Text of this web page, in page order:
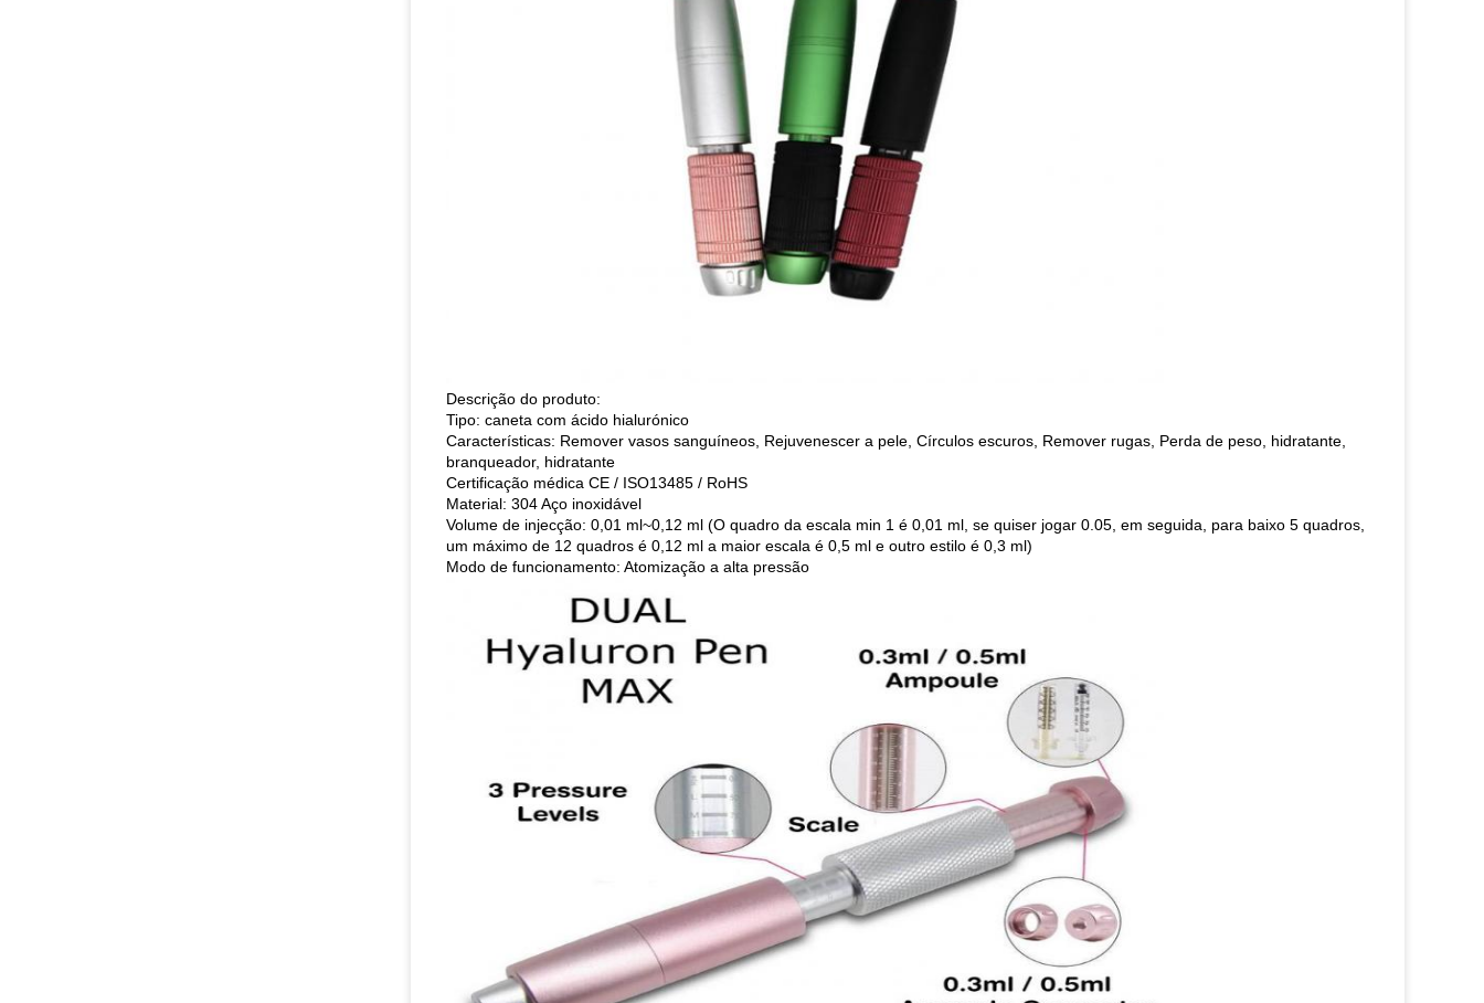
Descrição do produto:
Tipo: caneta com ácido hialurónico
Características: Remover vasos sanguíneos, Rejuvenescer a pele, Círculos escuros, Remover rugas, Perda de peso, hidratante,
branqueador, hidratante
Certificação médica CE / ISO13485 / RoHS
Material: 304 Aço inoxidável
Volume de injecção: 0,01 ml~0,12 ml (O quadro da escala min 1 é 0,01 ml, se quiser jogar 0.05, em seguida, para baixo 5 quadros,
um máximo de 12 quadros é 0,12 ml a maior escala é 0,5 ml e outro estilo é 0,3 ml)
Modo de funcionamento: Atomização a alta pressão